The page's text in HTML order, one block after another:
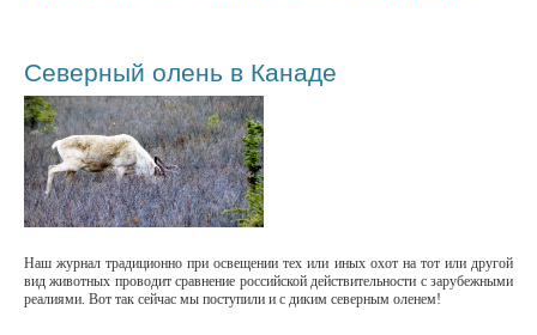
Северный олень в Канаде
Наш журнал традиционно при освещении тех или иных охот на тот или другой
вид животных проводит сравнение российской действительности с зарубежными
реалиями. Вот так сейчас мы поступили и с диким северным оленем!